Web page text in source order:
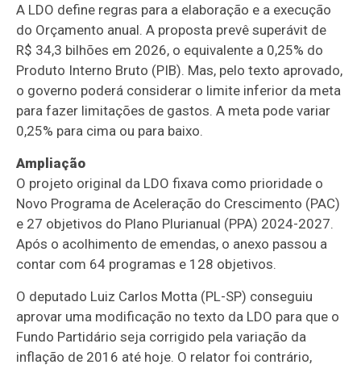
A LDO define regras para a elaboração e a execução
do Orçamento anual. A proposta prevê superávit de
R$ 34,3 bilhões em 2026, o equivalente a 0,25% do
Produto Interno Bruto (PIB). Mas, pelo texto aprovado,
o governo poderá considerar o limite inferior da meta
para fazer limitações de gastos. A meta pode variar
0,25% para cima ou para baixo.
Ampliação
O projeto original da LDO fixava como prioridade o
Novo Programa de Aceleração do Crescimento (PAC)
e 27 objetivos do Plano Plurianual (PPA) 2024-2027.
Após o acolhimento de emendas, o anexo passou a
contar com 64 programas e 128 objetivos.
O deputado Luiz Carlos Motta (PL-SP) conseguiu
aprovar uma modificação no texto da LDO para que o
Fundo Partidário seja corrigido pela variação da
inflação de 2016 até hoje. O relator foi contrário,